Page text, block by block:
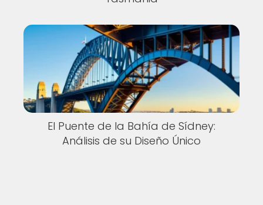
El Puente de la Bahía de Sídney:
Análisis de su Diseño Único